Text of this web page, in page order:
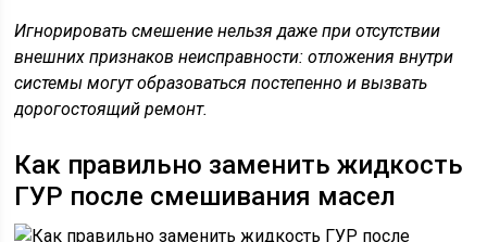
Игнорировать смешение нельзя даже при отсутствии
внешних признаков неисправности: отложения внутри
системы могут образоваться постепенно и вызвать
дорогостоящий ремонт.
Как правильно заменить жидкость
ГУР после смешивания масел